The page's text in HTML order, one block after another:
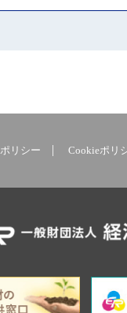
リシー Cookieポリ